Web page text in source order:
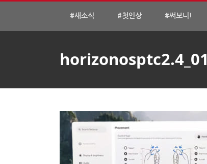
#새소식 #첫인상 #써보니!
horizonosptc2.4_01